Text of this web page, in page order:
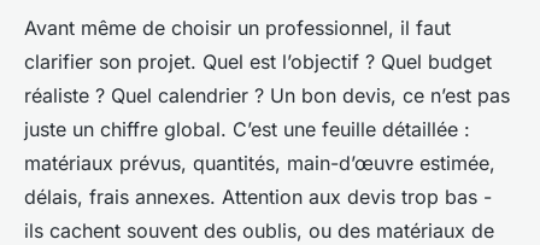
Avant même de choisir un professionnel, il faut
clarifier son projet. Quel est l’objectif ? Quel budget
réaliste ? Quel calendrier ? Un bon devis, ce n’est pas
juste un chiffre global. C’est une feuille détaillée :
matériaux prévus, quantités, main-d’œuvre estimée,
délais, frais annexes. Attention aux devis trop bas -
ils cachent souvent des oublis, ou des matériaux de